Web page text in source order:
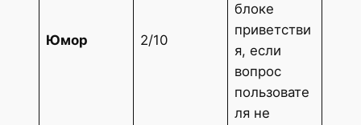
Юмор 2/10
блоке
приветстви
я, если
вопрос
пользовате
ля не